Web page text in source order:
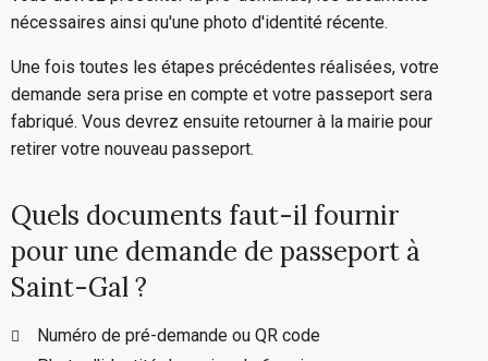
nécessaires ainsi qu'une photo d'identité récente.
Une fois toutes les étapes précédentes réalisées, votre
demande sera prise en compte et votre passeport sera
fabriqué. Vous devrez ensuite retourner à la mairie pour
retirer votre nouveau passeport.
Quels documents faut-il fournir
pour une demande de passeport à
Saint-Gal ?
Numéro de pré-demande ou QR code